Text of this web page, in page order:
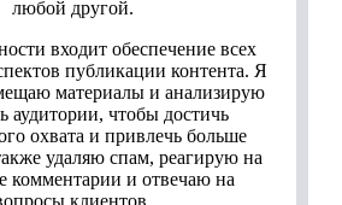
любой другой.
входит обеспечение всех
публикации контента. Я
материалы и анализирую
аудитории, чтобы достичь
охвата и привлечь больше
удаляю спам, реагирую на
комментарии и отвечаю на
клиентов.